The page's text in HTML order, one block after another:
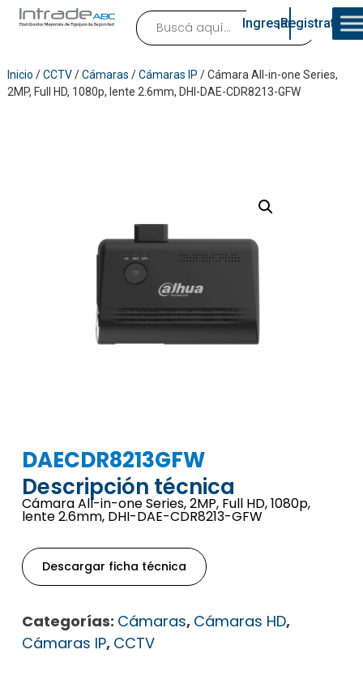
Ingresar¡Registrate!
Inicio /CCTV/Cámaras /Cámaras IP / Cámara All-in-one Series,
2MP, Full HD, 1080p, lente 2.6mm, DHI-DAE-CDR8213-GFW
DAECDR8213GFW
Descripción técnica
Cámara All-in-one Series, 2MP, Full HD, 1080p,
lente 2.6mm, DHI-DAE-CDR8213-GFW
Descargar ficha técnica
Categorías: Cámaras, Cámaras HD,
Cámaras IP, CCTV